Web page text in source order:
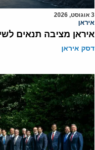
3 אוגוסט, 2026
איראן
איראן מציבה תנאים
דסק איראן